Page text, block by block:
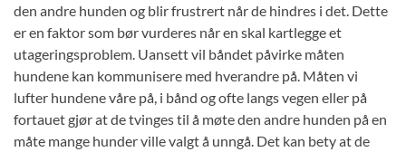
den andre hunden og blir frustrert når de hindres i det. Dette
er en faktor som bør vurderes når en skal kartlegge et
utageringsproblem. Uansett vil båndet påvirke måten
hundene kan kommunisere med hverandre på. Måten vi
lufter hundene våre på, i bånd og ofte langs vegen eller på
fortauet gjør at de tvinges til å møte den andre hunden på en
måte mange hunder ville valgt å unngå. Det kan bety at de